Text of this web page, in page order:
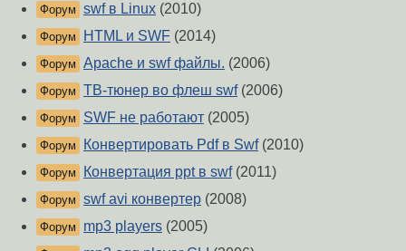
Форум swf в Linux (2010)
Форум HTML и SWF (2014)
Форум Apache и swf файлы. (2006)
Форум ТВ-тюнер во флеш swf(2006)
Форум SWF не работают (2005)
Форум Конвертировать Pdf в Swf(2010)
Форум Конвертация ppt в swf(2011)
Форум swf avi конвертер (2008)
Форум mp3 players (2005)